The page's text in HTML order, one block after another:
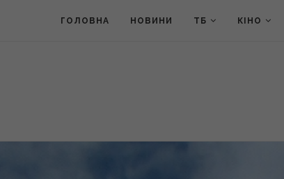
ГОЛОВНА НОВИНИ ТБ КІНО